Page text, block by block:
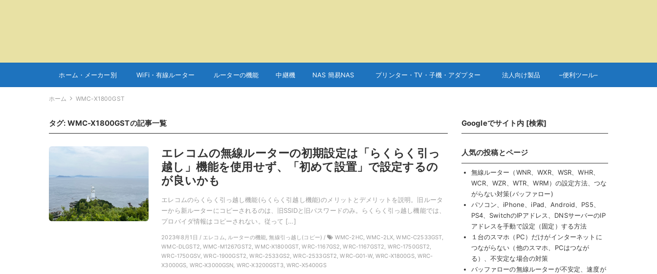
ホーム・メーカー別 WiFi・有線ルーター ルーターの機能 中継機 NAS 簡易NAS プリンター・TV・子機・アダプター 法人向け製品 –便利ツール–
ホーム WMC-X1800GST
タグ: WMC-X1800GSTの記事一覧
エレコムの無線ルーターの初期設定は「らくらく引っ
越し」機能を使用せず、「初めて設置」で設定するの
が良いかも
エレコムのらくらく引っ越し機能(らくらく引越し機能)のメリットとデメリットを説明。旧ルータ
ーから新ルーターにコピーされるのは、旧SSIDと旧パスワードのみ。らくらく引っ越し機能では、
プロバイダ情報はコピーされない。従って […]
2023年8月1日 / エレコム, ルーターの機能, 無線引っ越し(コピー) /
WMC-2HC, WMC-2LX, WMC-C2533GST,
WMC-DLGST2, WMC-M1267GST2, WMC-X1800GST, WRC-1167GS2, WRC-1167GST2, WRC-1750GST2,
WRC-1750GSV, WRC-1900GST2, WRC-2533GS2, WRC-2533GST2, WRC-G01-W, WRC-X1800GS, WRC-
X3000GS, WRC-X3000GSN, WRC-X3200GST3, WRC-X5400GS
Googleでサイト内 [検索]
人気の投稿とページ
無線ルーター（WNR、WXR、WSR、WHR、
WCR、WZR、WTR、WRM）の設定方法、つな
がらない対策(バッファロー)
パソコン、iPhone、iPad、Android、PS5、
PS4、SwitchのIPアドレス、DNSサーバーのIP
アドレスを手動で設定（固定）する方法
１台のスマホ（PC）だけがインターネットに
つながらない（他のスマホ、PCはつなが
る）、不安定な場合の対策
バッファローの無線ルーターが不安定、速度が